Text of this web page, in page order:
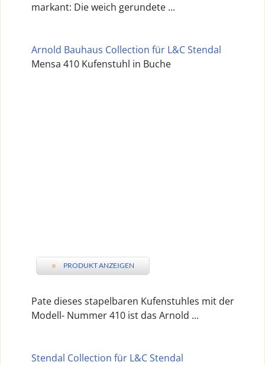
markant: Die weich gerundete ...
Arnold Bauhaus Collection für L&C Stendal
Mensa 410 Kufenstuhl in Buche
» PRODUKT ANZEIGEN
Pate dieses stapelbaren Kufenstuhles mit der
Modell- Nummer 410 ist das Arnold ...
Stendal Collection für L&C Stendal